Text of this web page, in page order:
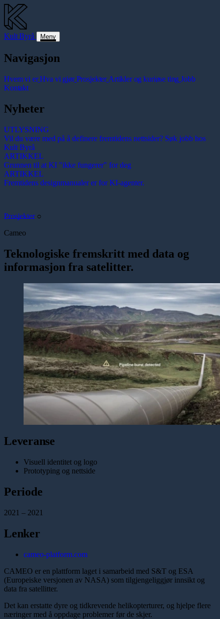
KultByrå Meny
Navigasjon
Hvem vi er Hva vi gjør Prosjekter Artikler og kuriøse ting Jobb
Kontakt
Nyheter
UTLYSNING
Vil du være med på å definere fremtidens nettsider? Søk jobb hos
Kult Byrå
ARTIKKEL
Grunnen til at KI "ikke fungerer" for deg
ARTIKKEL
Fremtidens designmanualer er for KI-agenter.
Prosjekter ○
Cameo
Teknologiske fremskritt med data og
informasjon fra satelitter.
Leveranse
Visuell identitet og logo
Prototyping og nettside
Periode
2021 – 2021
Lenker
cameo-platform.com
CAMEO er en plattform laget i samarbeid med S&T og ESA
(Europeiske versjonen av NASA) som tilgjengeliggjør innsikt og
data fra satellitter.
Det kan erstatte dyre og tidkrevende helikopterturer, og hjelpe flere
næringer med å oppdage problemer før de skjer.